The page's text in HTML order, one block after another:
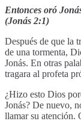
Entonces oró
(Jonás 2:1)
Después de que la
de una tormenta,
Jonás. En otras
tragara al profeta
¿Hizo esto Dios
Jonás? De nuevo,
llamar su atención.